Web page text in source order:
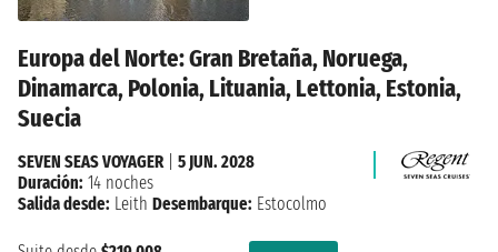
Europa del Norte: Gran Bretaña, Noruega,
Dinamarca, Polonia, Lituania, Lettonia, Estonia,
Suecia
SEVEN SEAS VOYAGER| 5 JUN. 2028
Duración: 14 noches
Salida desde: Leith Desembarque: Estocolmo